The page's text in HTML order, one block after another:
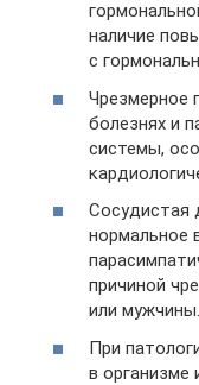
наличие
с
Чрезмерное
болезнях и
системы,
Сосудистая
нормальное
причиной
или мужчины.
При
в организме